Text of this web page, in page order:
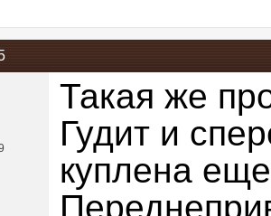
Такая же
Гудит и
куплена